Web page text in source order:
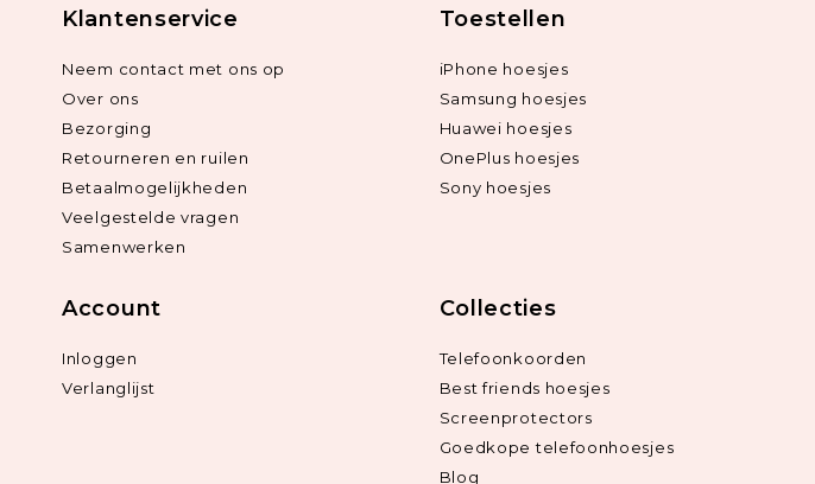
Klantenservice
Neem contact met ons op
Over ons
Bezorging
Retourneren en ruilen
Betaalmogelijkheden
Veelgestelde vragen
Samenwerken
Toestellen
iPhone hoesjes
Samsung hoesjes
Huawei hoesjes
OnePlus hoesjes
Sony hoesjes
Account
Inloggen
Verlanglijst
Collecties
Telefoonkoorden
Best friends hoesjes
Screenprotectors
Goedkope telefoonhoesjes
Blog